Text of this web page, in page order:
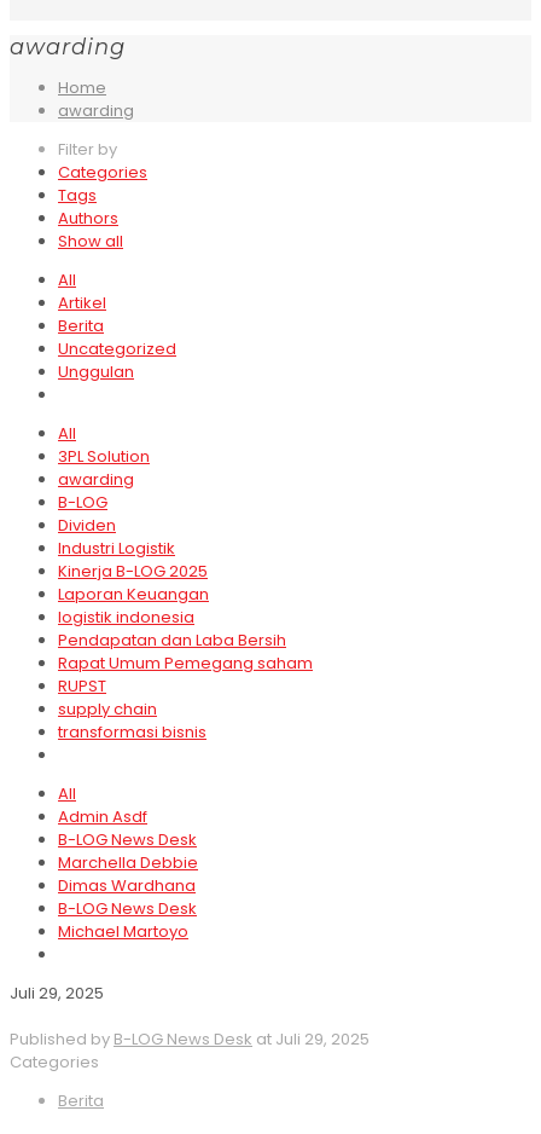
awarding
Home
awarding
Filter by
Categories
Tags
Authors
Show all
All
Artikel
Berita
Uncategorized
Unggulan
All
3PL Solution
awarding
B-LOG
Dividen
Industri Logistik
Kinerja B-LOG 2025
Laporan Keuangan
logistik indonesia
Pendapatan dan Laba Bersih
Rapat Umum Pemegang saham
RUPST
supply chain
transformasi bisnis
All
Admin Asdf
B-LOG News Desk
Marchella Debbie
Dimas Wardhana
B-LOG News Desk
Michael Martoyo
Juli 29, 2025
Published by B-LOG News Desk at Juli 29, 2025
Categories
Berita